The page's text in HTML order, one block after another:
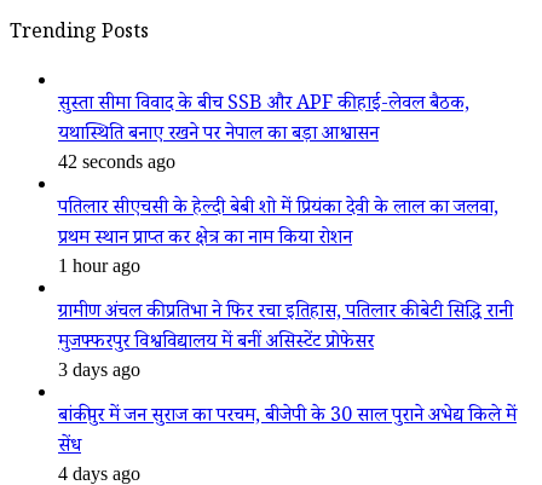
Trending Posts
सुस्ता सीमा विवाद के बीच SSB और APF की हाई-लेवल बैठक,
यथास्थिति बनाए रखने पर नेपाल का बड़ा आश्वासन
42 seconds ago
पतिलार सीएचसी के हेल्दी बेबी शो में प्रियंका देवी के लाल का जलवा,
प्रथम स्थान प्राप्त कर क्षेत्र का नाम किया रोशन
1 hour ago
ग्रामीण अंचल की प्रतिभा ने फिर रचा इतिहास, पतिलार की बेटी सिद्धि रानी
मुजफ्फरपुर विश्वविद्यालय में बनीं असिस्टेंट प्रोफेसर
3 days ago
बांकीपुर में जन सुराज का परचम, बीजेपी के 30 साल पुराने अभेद्य किले में
सेंध
4 days ago